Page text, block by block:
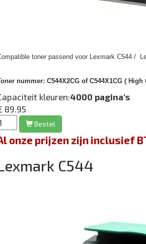
toner passend voor Lexmark C544 /
nummer: C544X2CG of C544X1CG (
kleuren:4000 pagina's
89.95
Bestel
onze prijzen zijn inclusief
C544